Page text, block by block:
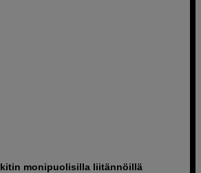
monipuolisilla liitännöillä